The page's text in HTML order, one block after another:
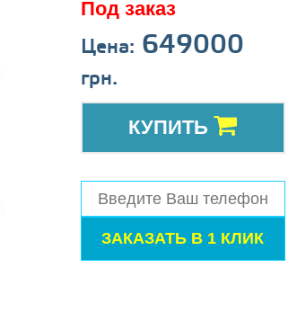
Под заказ
Цена: 649000
грн.
КУПИТЬ